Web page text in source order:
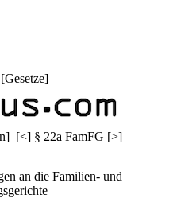
Gesetze]
] [<] § 22a FamFG [>]
an die Familien- und